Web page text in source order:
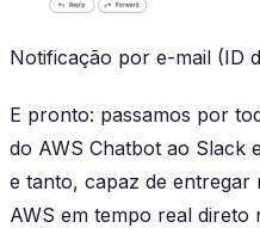
Notificação por e-mail (ID
E pronto: passamos por
do AWS Chatbot ao Slack
e tanto, capaz de entregar
AWS em tempo real direto